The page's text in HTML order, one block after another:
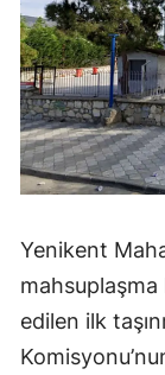
Yenikent
edilen ilk